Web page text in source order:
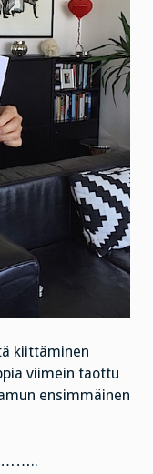
kiittäminen
viimein taottu
ensimmäinen